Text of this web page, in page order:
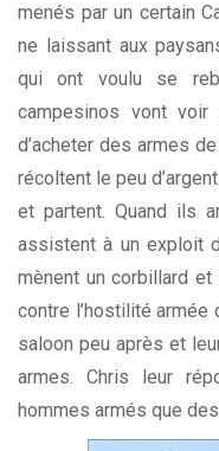
menés par un certain
ne laissant aux
qui ont voulu se
campesinos vont
d’acheter des armes
récoltent le peu
et partent. Quand ils
assistent à un exploit
mènent un corbillard et
contre l’hostilité
saloon peu après et
armes. Chris leur
hommes armés que